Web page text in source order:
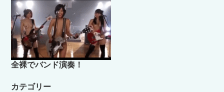
全裸でバンド演奏！
カテゴリー